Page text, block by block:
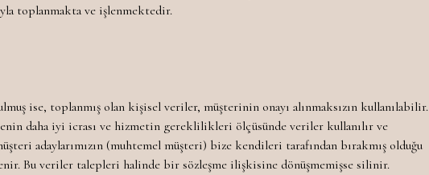
toplanmakta ve işlenmektedir.
ise, toplanmış olan kişisel veriler, müşterinin onayı alınmaksızın kullanılabilir.
daha iyi icrası ve hizmetin gereklilikleri ölçüsünde veriler kullanılır ve
adaylarımızın (muhtemel müşteri) bize kendileri tarafından bırakmış olduğu
Bu veriler talepleri halinde bir sözleşme ilişkisine dönüşmemişse silinir.